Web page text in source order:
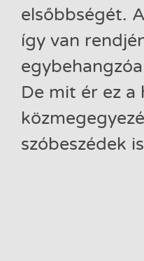
elsőbbségét.
így van
De mit ér ez a
szóbeszédek